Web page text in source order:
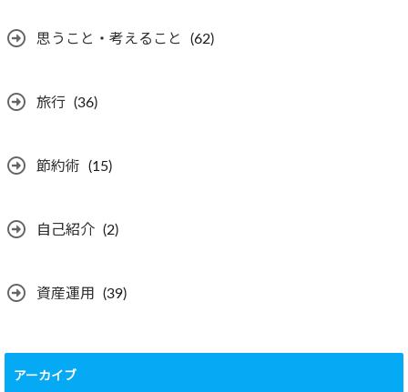
思うこと・考えること (62)
旅行 (36)
節約術 (15)
自己紹介 (2)
資産運用 (39)
アーカイブ